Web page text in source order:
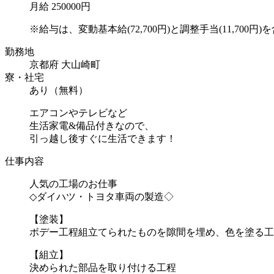
月給 250000円
※給与は、変動基本給(72,700円)と調整手当(11,700円)を
勤務地
京都府 大山崎町
寮・社宅
あり（無料）
エアコンやテレビなど
生活家電&備品付きなので、
引っ越し後すぐに生活できます！
仕事内容
人気の工場のお仕事
◇ダイハツ・トヨタ車両の製造◇
【塗装】
ボデー工程組立てられたものを隙間を埋め、色を塗る工
【組立】
決められた部品を取り付ける工程